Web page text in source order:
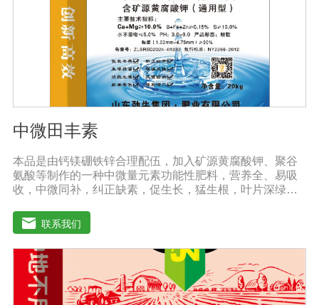
中微田丰素
本品是由钙镁硼铁锌合理配伍，加入矿源黄腐酸钾、聚谷
氨酸等制作的一种中微量元素功能性肥料，营养全、易吸
收，中微同补，纠正缺素，促生长，猛生根，叶片深绿，
物种个生长阶段的营养需求，预防作物因缺素引起的多种
病害，营养全面，肥效持久，改善作物品质，增产幅度大
大提高。适应作物：各种粮、棉、油等大田作物，瓜果蔬
菜、根茎作物、花卉、园林及各种经济作物等。用法用
量：冲施、滴灌、撒施、机播、混播、基施均可，一般亩
用量18-20公斤，作物缺素严重且有死苗烂根现象等地块，
联系我们